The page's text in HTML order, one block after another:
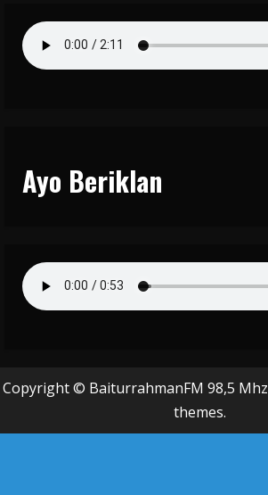
Ayo Beriklan
Copyright © BaiturrahmanFM 98,5 Mhz
themes.